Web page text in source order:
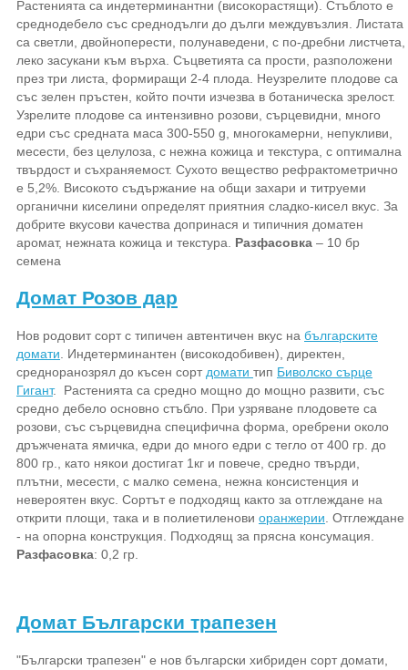
Растенията са индетерминантни (високорастящи). Стъблото е
среднодебело със среднодълги до дълги междувъзлия. Листата
са светли, двойноперести, полунаведени, с по-дребни листчета,
леко засукани към върха. Съцветията са прости, разположени
през три листа, формиращи 2-4 плода. Неузрелите плодове са
със зелен пръстен, който почти изчезва в ботаническа зрелост.
Узрелите плодове са интензивно розови, сърцевидни, много
едри със средната маса 300-550 g, многокамерни, непукливи,
месести, без целулоза, с нежна кожица и текстура, с оптимална
твърдост и съхраняемост. Сухото вещество рефрактометрично
е 5,2%. Високото съдържание на общи захари и титруеми
органични киселини определят приятния сладко-кисел вкус. За
добрите вкусови качества допринася и типичния доматен
аромат, нежната кожица и текстура. Разфасовка – 10 бр
семена
Домат Розов дар
Нов родовит сорт с типичен автентичен вкус на българските
домати. Индетерминантен (високодобивен), директен,
средноранозрял до късен сортдомати тип Биволско сърце
Гигант. Растенията са средно мощно до мощно развити, със
средно дебело основно стъбло. При узряване плодовете са
розови, със сърцевидна специфична форма, оребрени около
дръжчената ямичка, едри до много едри с тегло от 400 гр. до
800 гр., като някои достигат 1кг и повече, средно твърди,
плътни, месести, с малко семена, нежна консистенция и
невероятен вкус. Сортът е подходящ както за отглеждане на
открити площи, така и в полиетиленови оранжерии. Отглеждане
- на опорна конструкция. Подходящ за прясна консумация.
Разфасовка: 0,2 гр.
Домат Български трапезен
"Български трапезен" е нов български хибриден сорт домати,